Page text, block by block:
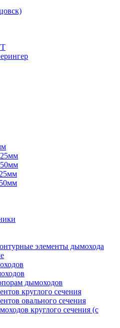
элементы дымохода
дымоходов
круглого сечения
овального сечения
круглого сечения (с